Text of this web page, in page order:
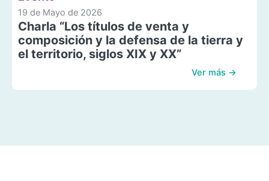
19 de Mayo de 2026
Charla “Los títulos de venta y
composición y la defensa de la tierra y
el territorio, siglos XIX y XX”
Ver más →